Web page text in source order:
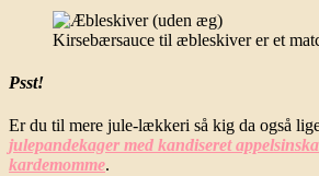
Kirsebærsauce til æbleskiver er et
Psst!
Er du til mere jule-lækkeri så kig da også
julepandekager med kandiseret
kardemomme.